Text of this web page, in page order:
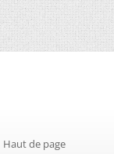
Haut de page